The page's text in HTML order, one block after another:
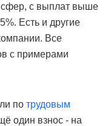
сфер, с выплат выше
Есть и другие
Все
с примерами
по трудовым
один взнос - на